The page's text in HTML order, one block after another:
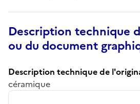
Description technique
ou du document
Description technique de
céramique